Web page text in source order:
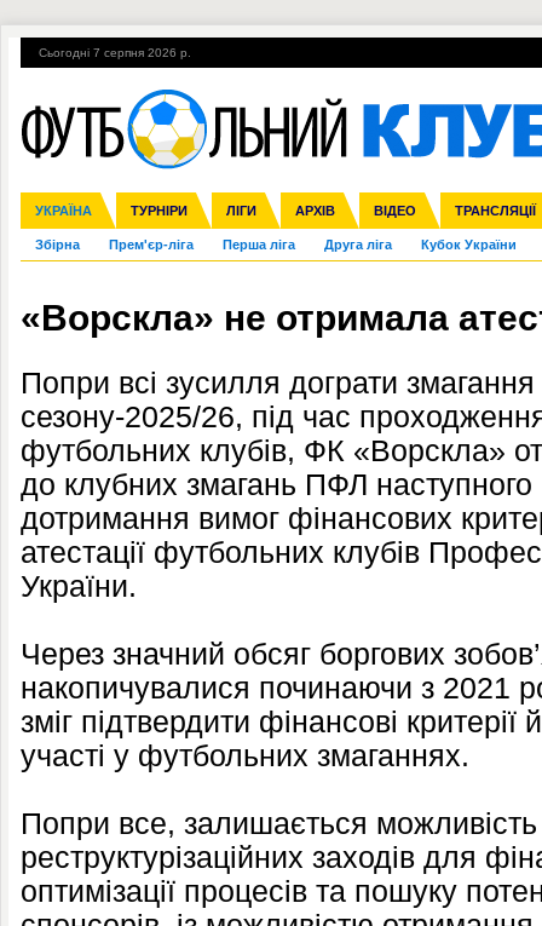
Сьогодні 7 серпня 2026 р.
УКРАЇНА ТУРНІРИ ЛІГИ АРХІВ ВІДЕО ТРАНСЛЯЦІЇ
Збірна Прем'єр-ліга Перша ліга Друга ліга Кубок України
Ліга чемпіонів Ліга Європи Міжнародні Ліга націй Ліга
Англія Іспанія Італія Німеччина Франція Інші
ЧС-2014 ЄВРО-2016 Росія Кубок конфедерацій ЧЄ-2015 (U-
Гарячі теми УПЛ, 1-й тур ВІЙНА УПЛ-ПЕРЕХОДИ
«Ворскла» не отримала
Попри всі зусилля дограти
сезону-2025/26, під час
футбольних клубів, ФК «Ворскла»
до клубних змагань ПФЛ наступного
дотримання вимог фінансових
атестації футбольних клубів
України.
Через значний обсяг боргових
накопичувалися починаючи з 2021
зміг підтвердити фінансові
участі у футбольних змаганнях.
Попри все, залишається
реструктурізаційних заходів для
оптимізації процесів та пошуку